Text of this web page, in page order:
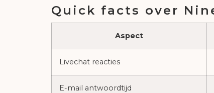
Quick facts over
Aspect
Livechat reacties
E-mail antwoordtijd